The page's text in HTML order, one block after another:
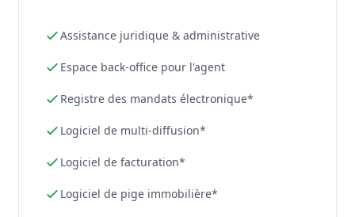
Assistance juridique & administrative
Espace back-office pour l'agent
Registre des mandats électronique*
Logiciel de multi-diffusion*
Logiciel de facturation*
Logiciel de pige immobilière*